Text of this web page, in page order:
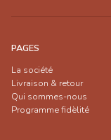
PAGES
La société
Livraison & retour
Qui sommes-nous
Programme fidèlité